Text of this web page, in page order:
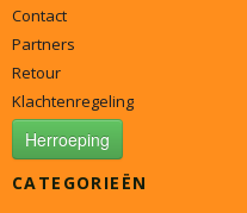
Contact
Partners
Retour
Klachtenregeling
Herroeping
CATEGORIEËN